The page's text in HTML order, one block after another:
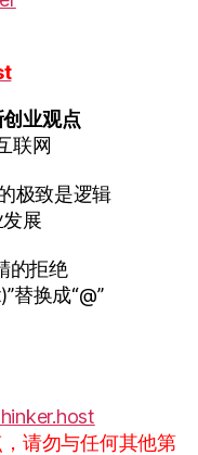
业观点
联网
极致是逻辑
展
的拒绝
替换成“@”
请勿与任何其他第